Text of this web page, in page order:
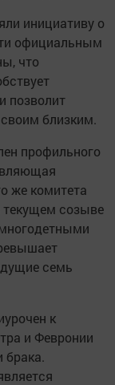
инициативу о
официальным
что
позволит
близким.
профильного
же комитета
текущем созыве
семь
к
и Февронии
брака.